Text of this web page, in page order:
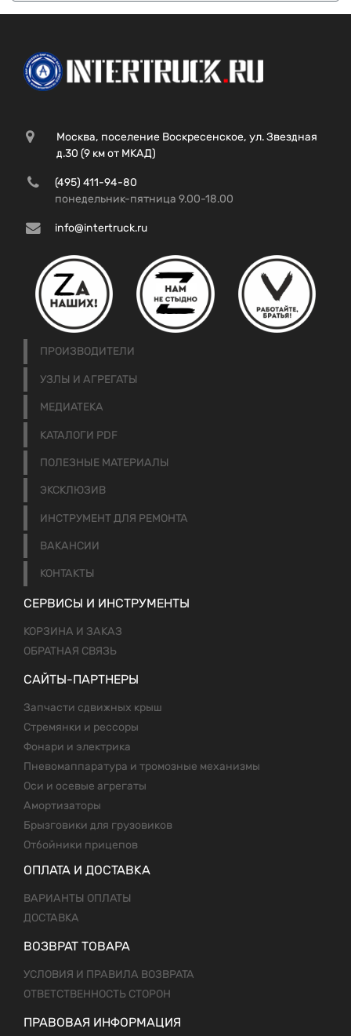
Москва, поселение Воскресенское, ул. Звездная
д.30 (9 км от МКАД)
(495) 411-94-80
понедельник-пятница 9.00-18.00
info@intertruck.ru
ПРОИЗВОДИТЕЛИ
УЗЛЫ И АГРЕГАТЫ
МЕДИАТЕКА
КАТАЛОГИ PDF
ПОЛЕЗНЫЕ МАТЕРИАЛЫ
ЭКСКЛЮЗИВ
ИНСТРУМЕНТ ДЛЯ РЕМОНТА
ВАКАНСИИ
КОНТАКТЫ
СЕРВИСЫ И ИНСТРУМЕНТЫ
КОРЗИНА И ЗАКАЗ
ОБРАТНАЯ СВЯЗЬ
САЙТЫ-ПАРТНЕРЫ
Запчасти сдвижных крыш
Стремянки и рессоры
Фонари и электрика
Пневомаппаратура и тромозные механизмы
Оси и осевые агрегаты
Амортизаторы
Брызговики для грузовиков
Отбойники прицепов
ОПЛАТА И ДОСТАВКА
ВАРИАНТЫ ОПЛАТЫ
ДОСТАВКА
ВОЗВРАТ ТОВАРА
УСЛОВИЯ И ПРАВИЛА ВОЗВРАТА
ОТВЕТСТВЕННОСТЬ СТОРОН
ПРАВОВАЯ ИНФОРМАЦИЯ